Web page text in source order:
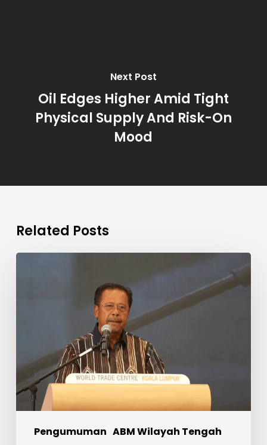
Next Post
Oil Edges Higher Amid Tight
Physical Supply And Risk-On
Mood
Related Posts
Pengumuman ABM Wilayah Tengah
Juara
Penutup
ASEAN
TVET